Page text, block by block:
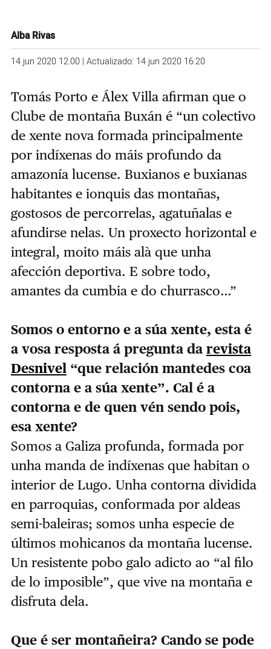
Alba Rivas
14 jun 2020 12:00 | Actualizado: 14 jun 2020 16:20
Tomás Porto e Álex Villa afirman que o
Clube de montaña Buxán é “un colectivo
de xente nova formada principalmente
por indíxenas do máis profundo da
amazonía lucense. Buxianos e buxianas
habitantes e ionquis das montañas,
gostosos de percorrelas, agatuñalas e
afundirse nelas. Un proxecto horizontal e
integral, moito máis alà que unha
afección deportiva. E sobre todo,
amantes da cumbia e do churrasco…”
Somos o entorno e a súa xente, esta é
a vosa resposta á pregunta da revista
Desnivel“que relación mantedes coa
contorna e a súa xente”. Cal é a
contorna e de quen vén sendo pois,
esa xente?
Somos a Galiza profunda, formada por
unha manda de indíxenas que habitan o
interior de Lugo. Unha contorna dividida
en parroquias, conformada por aldeas
semi-baleiras; somos unha especie de
últimos mohicanos da montaña lucense.
Un resistente pobo galo adicto ao “al filo
de lo imposible”, que vive na montaña e
disfruta dela.
Que é ser montañeira? Cando se pode